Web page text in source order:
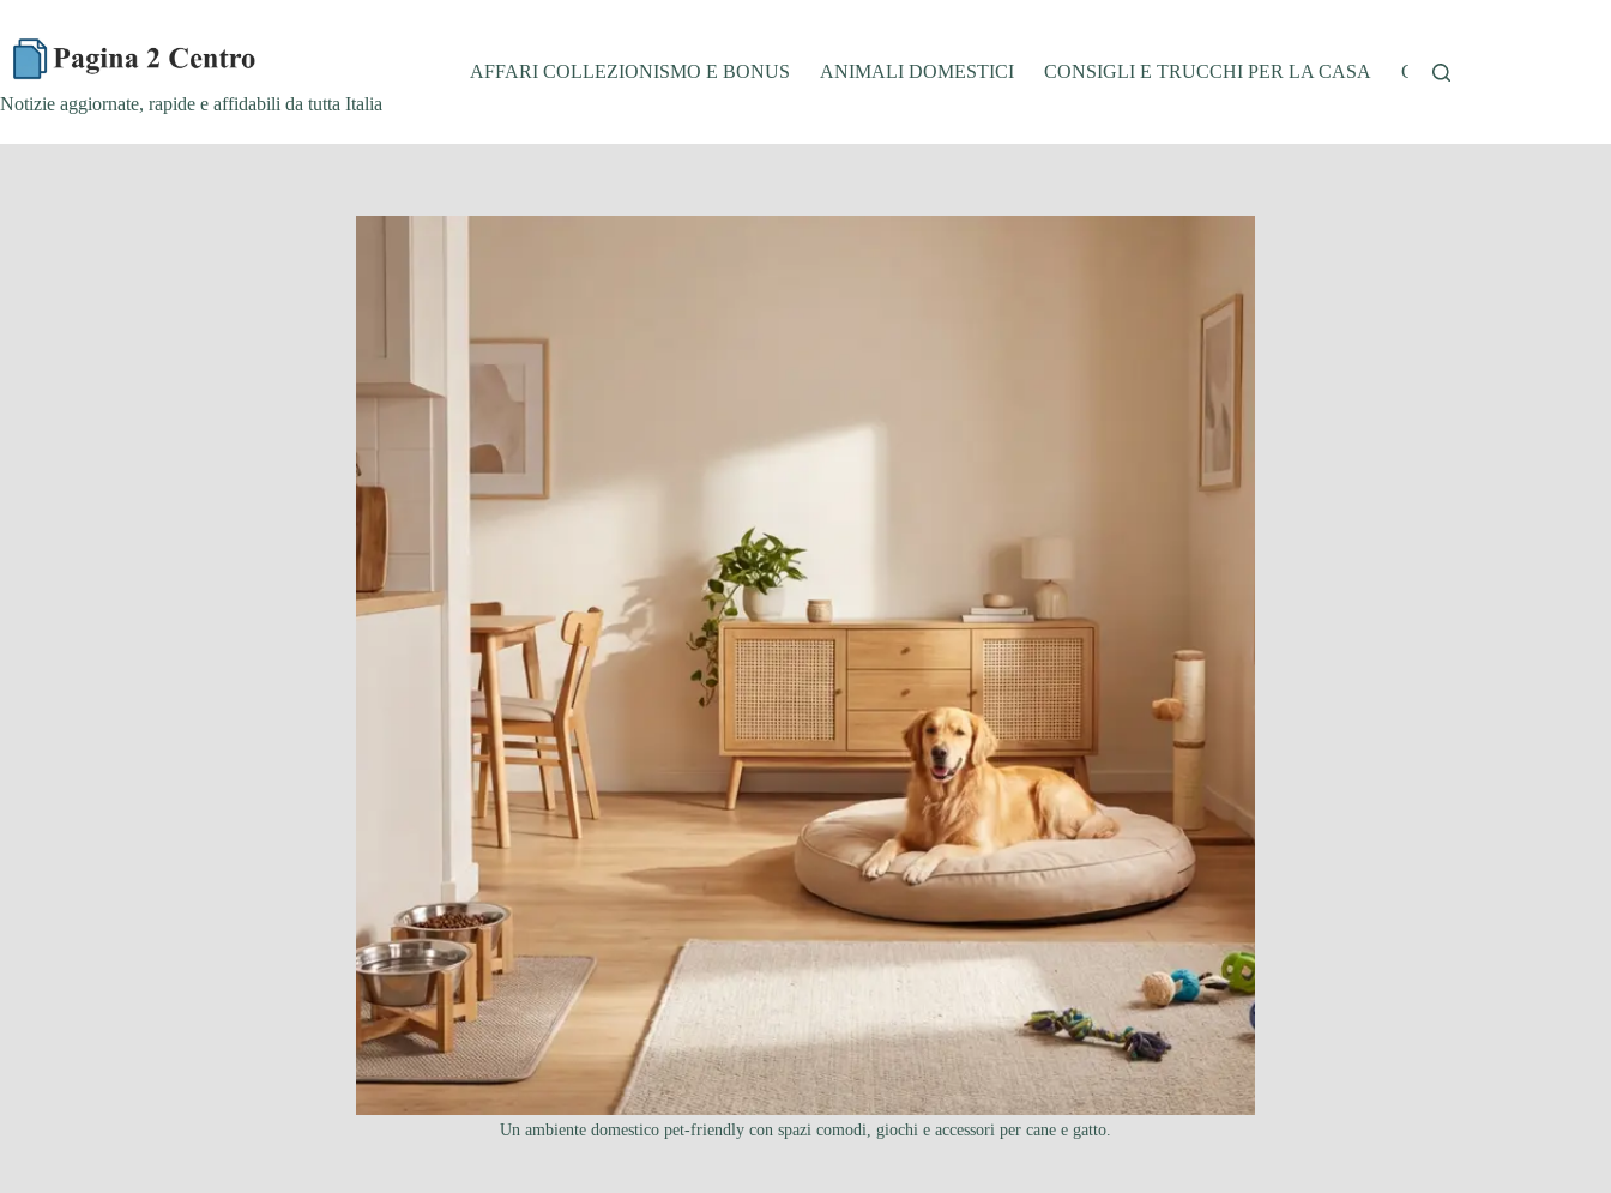
content
Notizie aggiornate, rapide e affidabili da tutta Italia
AFFARI COLLEZIONISMO E BONUS ANIMALI DOMESTICI CONSIGLI E TRUCCHI PER LA CASA CUCINA E RICETTE
Un ambiente domestico pet-friendly con spazi comodi, giochi e accessori per cane e gatto.